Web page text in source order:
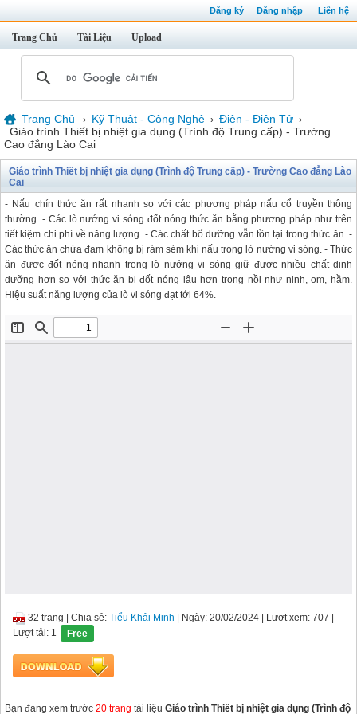
Đăng ký Đăng nhập Liên hệ
Trang Chủ Tài Liệu Upload
Trang Chủ › Kỹ Thuật - Công Nghệ › Điện - Điện Tử ›
Giáo trình Thiết bị nhiệt gia dụng (Trình độ Trung cấp) - Trường
Cao đẳng Lào Cai
Giáo trình Thiết bị nhiệt gia dụng (Trình độ Trung cấp) - Trường Cao đẳng Lào
Cai
- Nấu chín thức ăn rất nhanh so với các phương pháp nấu cổ truyền thông
thường. - Các lò nướng vi sóng đốt nóng thức ăn bằng phương pháp như trên
tiết kiệm chi phí về năng lượng. - Các chất bổ dưỡng vẫn tồn tại trong thức ăn. -
Các thức ăn chứa đam không bị rám sém khi nấu trong lò nướng vi sóng. - Thức
ăn được đốt nóng nhanh trong lò nướng vi sóng giữ được nhiều chất dinh
dưỡng hơn so với thức ăn bị đốt nóng lâu hơn trong nồi như ninh, om, hầm.
Hiệu suất năng lượng của lò vi sóng đạt tới 64%.
32 trang Chia sẻ: Tiểu Khải Minh | Ngày: 20/02/2024 | Lượt xem: 707
Lượt tải: 1
Free
Bạn đang xem trước 20 trang tài liệu Giáo trình Thiết bị nhiệt gia dụng (Trình độ